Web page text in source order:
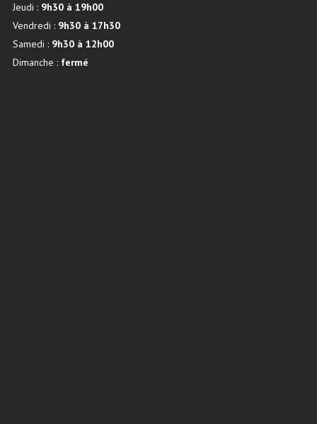
Jeudi : 9h30 à 19h00
Vendredi : 9h30 à 17h30
Samedi : 9h30 à 12h00
Dimanche : fermé